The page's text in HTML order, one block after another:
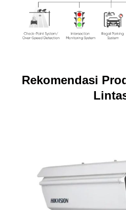
Rekomendasi